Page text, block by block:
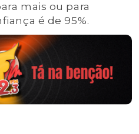
mais ou para
é de 95%.